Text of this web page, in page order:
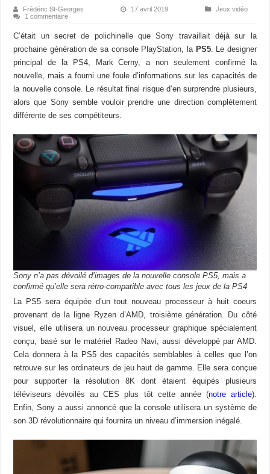
Frédéric St-Georges 17 avril 2019
Jeux vidéo
1 commentaire
C’était un secret de polichinelle que Sony travaillait déjà sur la
prochaine génération de sa console PlayStation, la PS5. Le designer
principal de la PS4, Mark Cerny, a non seulement confirmé la
nouvelle, mais a fourni une foule d’informations sur les capacités de
la nouvelle console. Le résultat final risque d’en surprendre plusieurs,
alors que Sony semble vouloir prendre une direction complètement
différente de ses compétiteurs.
Sony n’a pas dévoilé d’images de la nouvelle console PS5, mais a
confirmé qu’elle sera rétro-compatible avec tous les jeux de la PS4
La PS5 sera équipée d’un tout nouveau processeur à huit coeurs
provenant de la ligne Ryzen d’AMD, troisième génération. Du côté
visuel, elle utilisera un nouveau processeur graphique spécialement
conçu, basé sur le matériel Radeo Navi, aussi développé par AMD.
Cela donnera à la PS5 des capacités semblables à celles que l’on
retrouve sur les ordinateurs de jeu haut de gamme. Elle sera conçue
pour supporter la résolution 8K dont étaient équipés plusieurs
téléviseurs dévoilés au CES plus tôt cette année (notre article).
Enfin, Sony a aussi annoncé que la console utilisera un système de
son 3D révolutionnaire qui fournira un niveau d’immersion inégalé.